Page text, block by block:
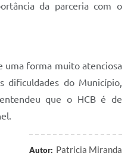
da parceria com o
uma forma muito atenciosa
dificuldades do Município,
que o HCB é de
Autor: Patricia Miranda